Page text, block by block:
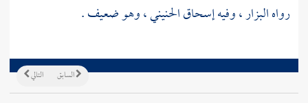
رواهالبزار، وفيهإسحاق الحنيني، وهو ضعيف .
التالي السابق